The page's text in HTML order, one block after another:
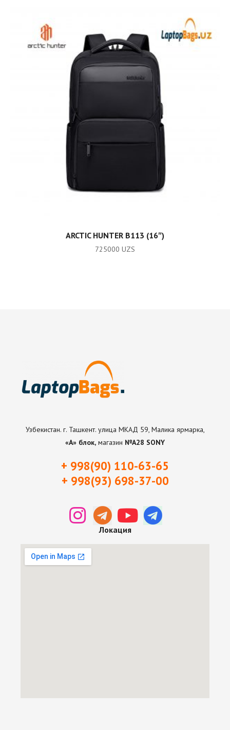
ADD TO CART
ARCTIC HUNTER B113 (16″)
725000 UZS
Узбекистан. г. Ташкент. улица МКАД 59, Малика ярмарка,
«А» блок, магазин №А28 SONY
+ 998(90) 110-63-65
+ 998(93) 698-37-00
Локация